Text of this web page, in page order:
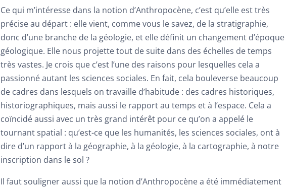
Ce qui m’intéresse dans la notion d’Anthropocène, c’est qu’elle est très
précise au départ : elle vient, comme vous le savez, de la stratigraphie,
donc d’une branche de la géologie, et elle définit un changement d’époque
géologique. Elle nous projette tout de suite dans des échelles de temps
très vastes. Je crois que c’est l’une des raisons pour lesquelles cela a
passionné autant les sciences sociales. En fait, cela bouleverse beaucoup
de cadres dans lesquels on travaille d’habitude : des cadres historiques,
historiographiques, mais aussi le rapport au temps et à l’espace. Cela a
coïncidé aussi avec un très grand intérêt pour ce qu’on a appelé le
tournant spatial : qu’est-ce que les humanités, les sciences sociales, ont à
dire d’un rapport à la géographie, à la géologie, à la cartographie, à notre
inscription dans le sol ?
Il faut souligner aussi que la notion d’Anthropocène a été immédiatement